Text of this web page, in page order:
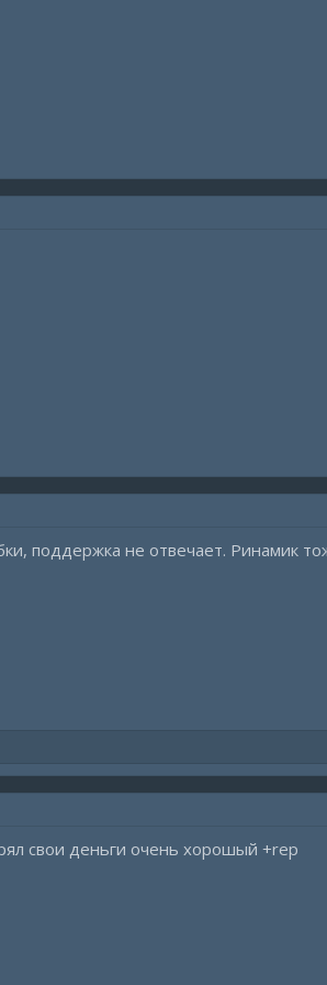
поддержка не отвечает. Ринамик
свои деньги очень хорошый +rep